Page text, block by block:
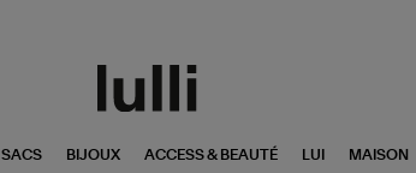
SACS BIJOUX ACCESS & BEAUTÉ LUI MAISON